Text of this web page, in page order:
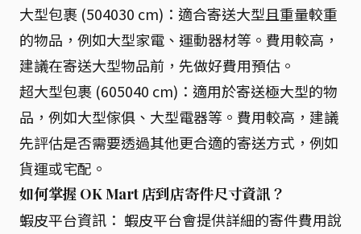
大型包裹 (504030 cm)：適合寄送大型且重量較重
的物品，例如大型家電、運動器材等。費用較高，
建議在寄送大型物品前，先做好費用預估。
超大型包裹 (605040 cm)：適用於寄送極大型的物
品，例如大型傢俱、大型電器等。費用較高，建議
先評估是否需要透過其他更合適的寄送方式，例如
貨運或宅配。
如何掌握 OK Mart 店到店寄件尺寸資訊？
蝦皮平台資訊： 蝦皮平台會提供詳細的寄件費用說